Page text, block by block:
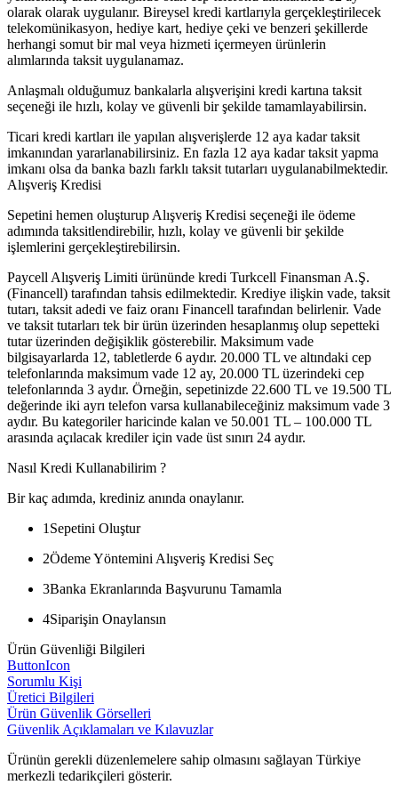
olarak olarak uygulanır. Bireysel kredi kartlarıyla gerçekleştirilecek
telekomünikasyon, hediye kart, hediye çeki ve benzeri şekillerde
herhangi somut bir mal veya hizmeti içermeyen ürünlerin
alımlarında taksit uygulanamaz.
Anlaşmalı olduğumuz bankalarla alışverişini kredi kartına taksit
seçeneği ile hızlı, kolay ve güvenli bir şekilde tamamlayabilirsin.
Ticari kredi kartları ile yapılan alışverişlerde 12 aya kadar taksit
imkanından yararlanabilirsiniz. En fazla 12 aya kadar taksit yapma
imkanı olsa da banka bazlı farklı taksit tutarları uygulanabilmektedir.
Alışveriş Kredisi
Sepetini hemen oluşturup Alışveriş Kredisi seçeneği ile ödeme
adımında taksitlendirebilir, hızlı, kolay ve güvenli bir şekilde
işlemlerini gerçekleştirebilirsin.
Paycell Alışveriş Limiti ürününde kredi Turkcell Finansman A.Ş.
(Financell) tarafından tahsis edilmektedir. Krediye ilişkin vade, taksit
tutarı, taksit adedi ve faiz oranı Financell tarafından belirlenir. Vade
ve taksit tutarları tek bir ürün üzerinden hesaplanmış olup sepetteki
tutar üzerinden değişiklik gösterebilir. Maksimum vade
bilgisayarlarda 12, tabletlerde 6 aydır. 20.000 TL ve altındaki cep
telefonlarında maksimum vade 12 ay, 20.000 TL üzerindeki cep
telefonlarında 3 aydır. Örneğin, sepetinizde 22.600 TL ve 19.500 TL
değerinde iki ayrı telefon varsa kullanabileceğiniz maksimum vade 3
aydır. Bu kategoriler haricinde kalan ve 50.001 TL – 100.000 TL
arasında açılacak krediler için vade üst sınırı 24 aydır.
Nasıl Kredi Kullanabilirim ?
Bir kaç adımda, krediniz anında onaylanır.
1 Sepetini Oluştur
2Ödeme Yöntemini Alışveriş Kredisi Seç
3Banka Ekranlarında Başvurunu Tamamla
4Siparişin Onaylansın
Ürün Güvenliği Bilgileri
ButtonIcon
Sorumlu Kişi
Üretici Bilgileri
Ürün Güvenlik Görselleri
Güvenlik Açıklamaları ve Kılavuzlar
Ürünün gerekli düzenlemelere sahip olmasını sağlayan Türkiye
merkezli tedarikçileri gösterir.